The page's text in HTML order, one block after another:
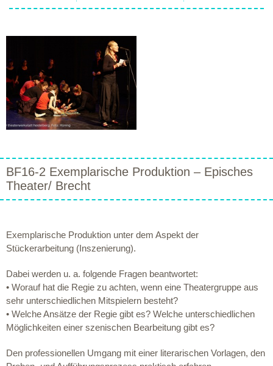
BF16-2 Exemplarische Produktion – Episches
Theater/ Brecht
Exemplarische Produktion unter dem Aspekt der
Stückerarbeitung (Inszenierung).
Dabei werden u. a. folgende Fragen beantwortet:
• Worauf hat die Regie zu achten, wenn eine Theatergruppe aus
sehr unterschiedlichen Mitspielern besteht?
• Welche Ansätze der Regie gibt es? Welche unterschiedlichen
Möglichkeiten einer szenischen Bearbeitung gibt es?
Den professionellen Umgang mit einer literarischen Vorlagen, den